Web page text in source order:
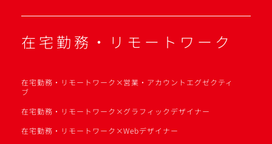
在宅勤務・リモートワーク
在宅勤務・リモートワーク×営業・アカウントエグゼクティ
ブ
在宅勤務・リモートワーク×グラフィックデザイナー
在宅勤務・リモートワーク×Webデザイナー